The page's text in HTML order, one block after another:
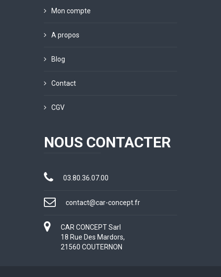
Mon compte
A propos
Blog
Contact
CGV
NOUS CONTACTER
03.80.36.07.00
contact@car-concept.fr
CAR CONCEPT Sarl
18 Rue Des Mardors,
21560 COUTERNON